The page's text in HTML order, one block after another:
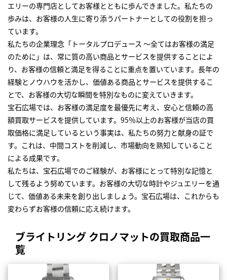
エリーの専門店としてお客様とともに歩んできました。私たちの
歩みは、お客様の人生に寄り添うパートナーとしての役割を担っ
ています。
私たちの企業理念「トータルプロデュース ～全てはお客様の満足
のために」は、常に質の高い商品とサービスを提供することによ
り、お客様の信頼と満足を得ることに重点を置いています。長年の
経験とノウハウを活かし、価値ある商品とサービスを提供するこ
とで、お客様の大切な瞬間を特別なものに変えていきます。
宝石広場では、お客様の満足度を最優先に考え、安心と信頼の高
額買取サービスを提供しています。95％以上のお客様が当店の買
取価格に満足しているという事実は、私たちの努力と献身の証で
す。これは、中間コストを削減し、市場動向を熟知していること
による成果です。
私たちは、宝石広場でのご経験が、お客様にとって特別な記憶と
して残るよう努めています。お客様の大切な時計やジュエリーを通
じて、価値ある未来を創り出しましょう。宝石広場は、これからも
変わらずお客様の信頼に応え続けます。
ブライトリング クロノマットの買取商品一
覧